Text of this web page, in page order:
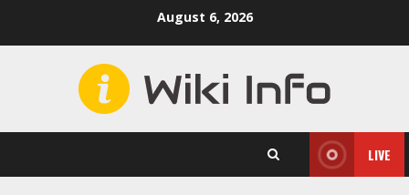
August 6, 2026
LIVE